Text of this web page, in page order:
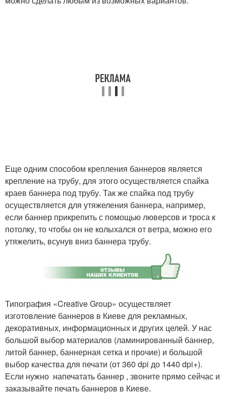
Еще одним способом крепления баннеров является
крепление на трубу, для этого осуществляется спайка
краев баннера под трубу. Так же спайка под трубу
осуществляется для утяжеления баннера, например,
если баннер прикрепить с помощью люверсов и троса к
потолку, то чтобы он не колыхался от ветра, можно его
утяжелить, всунув вниз баннера трубу.
Типография «Creative Group» осуществляет
изготовление баннеров в Киеве для рекламных,
декоративных, информационных и других целей. У нас
большой выбор материалов (ламинированный баннер,
литой баннер, баннерная сетка и прочие) и большой
выбор качества для печати (от 360 dpi до 1440 dpi+).
Если нужно напечатать баннер , звоните прямо сейчас и
заказывайте печать баннеров в Киеве.